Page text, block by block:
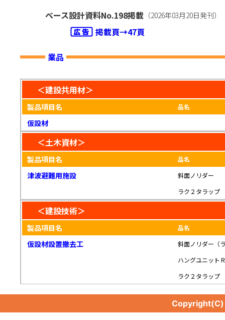
ベース設計資料No.198掲載 （2026年03月20日発刊）
掲載頁→47頁
業品
＜建設共用材＞
製品項目名 品名
仮設材
＜土木資材＞
製品項目名 品名
津波避難用施設
斜面ノリダー
ラク２タラップ
＜建設技術＞
製品項目名 品名
仮設材設置撤去工
斜面ノリダー（
ハングユニット
ラク２タラップ